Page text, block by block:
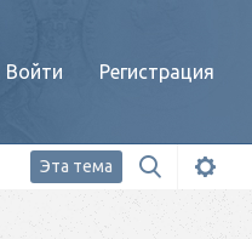
Войти Регистрация
Эта тема